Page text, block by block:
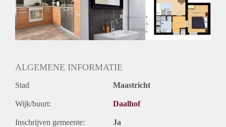
ALGEMENE INFORMATIE
Stad Maastricht
Wijk/buurt: Daalhof
Inschrijven gemeente: Ja